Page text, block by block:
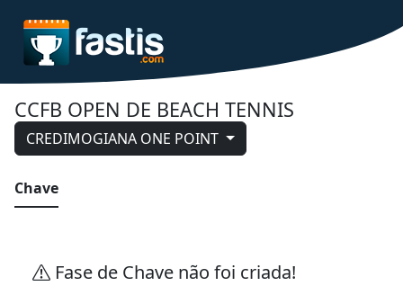
CCFB OPEN DE BEACH TENNIS
CREDIMOGIANA ONE POINT
Chave
Fase de Chave não foi criada!